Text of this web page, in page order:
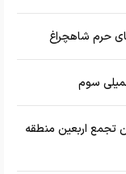
حرم شاهچراغ
تجمع اربعین منطقه